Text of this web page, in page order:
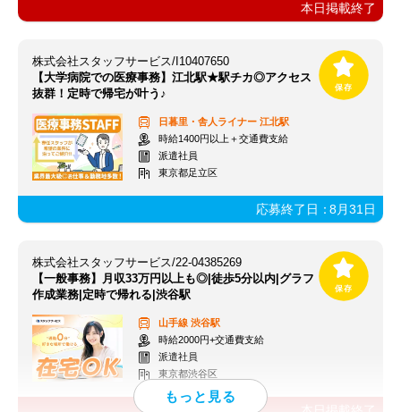
本日掲載終了
株式会社スタッフサービス/I10407650
【大学病院での医療事務】江北駅★駅チカ◎アクセス
抜群！定時で帰宅が叶う♪
日暮里・舎人ライナー 江北駅
時給1400円以上＋交通費支給
派遣社員
東京都足立区
応募終了日：8月31日
株式会社スタッフサービス/22-04385269
【一般事務】月収33万円以上も◎|徒歩5分以内|グラフ
作成業務|定時で帰れる|渋谷駅
山手線 渋谷駅
時給2000円+交通費支給
派遣社員
東京都渋谷区